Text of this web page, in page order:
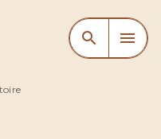
CONTENU
search menu